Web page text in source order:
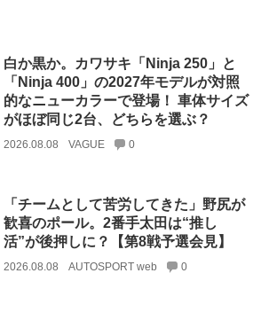
白か黒か。カワサキ「Ninja 250」と
「Ninja 400」の2027年モデルが対照
的なニューカラーで登場！ 車体サイズ
がほぼ同じ2台、どちらを選ぶ？
2026.08.08 VAGUE 0
「チームとして苦労してきた」野尻が
歓喜のポール。2番手太田は“推し
活”が後押しに？【第8戦予選会見】
2026.08.08 AUTOSPORT web 0